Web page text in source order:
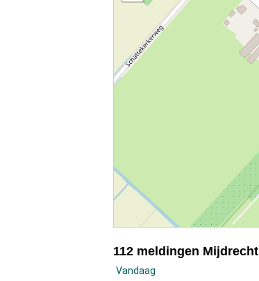
112 meldingen Mijdrecht
Vandaag